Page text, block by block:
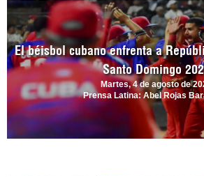
El béisbol cubano enfrenta a
Santo Domingo
Martes, 4 de agosto de
Prensa Latina: Abel Rojas